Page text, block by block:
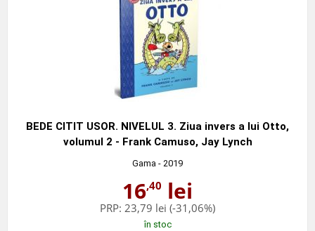
BEDE CITIT USOR. NIVELUL 3. Ziua invers a lui Otto,
volumul 2 - Frank Camuso, Jay Lynch
Gama - 2019
16,40 lei
PRP: 23,79 lei (-31,06%)
în stoc